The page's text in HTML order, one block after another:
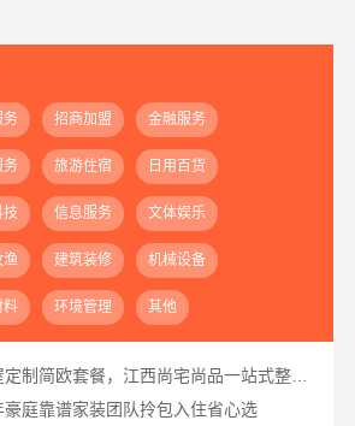
务 招商加盟 金融服务
务 旅游住宿 日用百货
技 信息服务 文体娱乐
渔 建筑装修 机械设备
料 环境管理 其他
本地全屋定制简欧套餐，江西尚宅尚品一站式整装服务
豪庭靠谱家装团队拎包入住省心选